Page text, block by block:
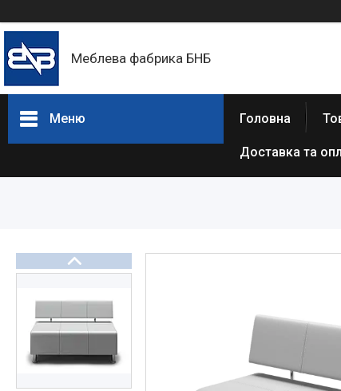
Меблева фабрика БНБ
Меню Головна
Доставка та